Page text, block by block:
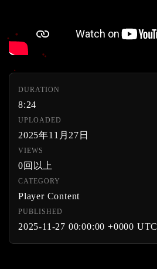
DURATION
8:24
UPLOADED
2025年11月27日
VIEWS
0回以上
CATEGORY
Player Content
PUBLISHED
2025-11-27 00:00:00 +0000 UTC